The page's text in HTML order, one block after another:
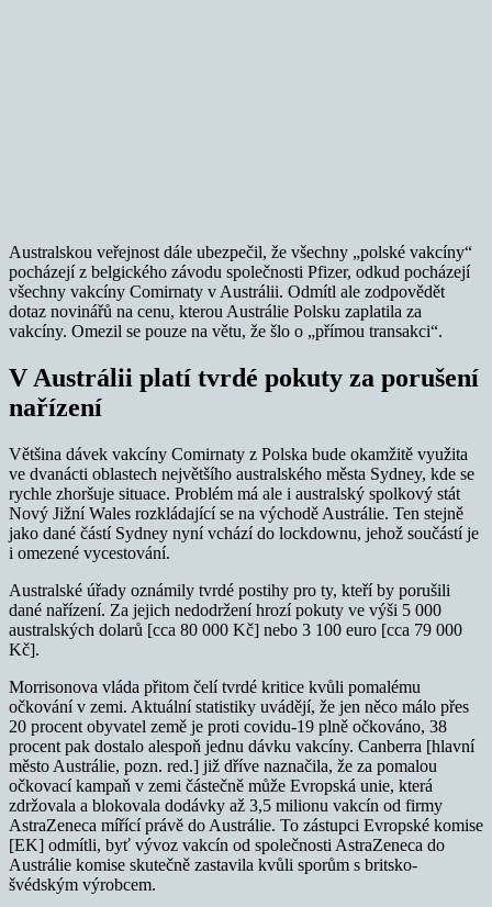
Australskou veřejnost dále ubezpečil, že všechny „polské vakcíny“
pocházejí z belgického závodu společnosti Pfizer, odkud pocházejí
všechny vakcíny Comirnaty v Austrálii. Odmítl ale zodpovědět
dotaz novinářů na cenu, kterou Austrálie Polsku zaplatila za
vakcíny. Omezil se pouze na větu, že šlo o „přímou transakci“.
V Austrálii platí tvrdé pokuty za porušení
nařízení
Většina dávek vakcíny Comirnaty z Polska bude okamžitě využita
ve dvanácti oblastech největšího australského města Sydney, kde se
rychle zhoršuje situace. Problém má ale i australský spolkový stát
Nový Jižní Wales rozkládající se na východě Austrálie. Ten stejně
jako dané částí Sydney nyní vchází do lockdownu, jehož součástí je
i omezené vycestování.
Australské úřady oznámily tvrdé postihy pro ty, kteří by porušili
dané nařízení. Za jejich nedodržení hrozí pokuty ve výši 5 000
australských dolarů [cca 80 000 Kč] nebo 3 100 euro [cca 79 000
Kč].
Morrisonova vláda přitom čelí tvrdé kritice kvůli pomalému
očkování v zemi. Aktuální statistiky uvádějí, že jen něco málo přes
20 procent obyvatel země je proti covidu-19 plně očkováno, 38
procent pak dostalo alespoň jednu dávku vakcíny. Canberra [hlavní
město Austrálie, pozn. red.] již dříve naznačila, že za pomalou
očkovací kampaň v zemi částečně může Evropská unie, která
zdržovala a blokovala dodávky až 3,5 milionu vakcín od firmy
AstraZeneca mířící právě do Austrálie. To zástupci Evropské komise
[EK] odmítli, byť vývoz vakcín od společnosti AstraZeneca do
Austrálie komise skutečně zastavila kvůli sporům s britsko-
švédským výrobcem.